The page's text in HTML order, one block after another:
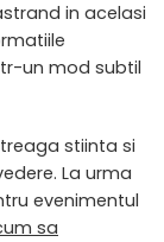
in acelasi
un mod subtil
stiinta si
La urma
evenimentul
sa